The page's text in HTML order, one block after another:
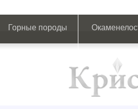
Горные породы